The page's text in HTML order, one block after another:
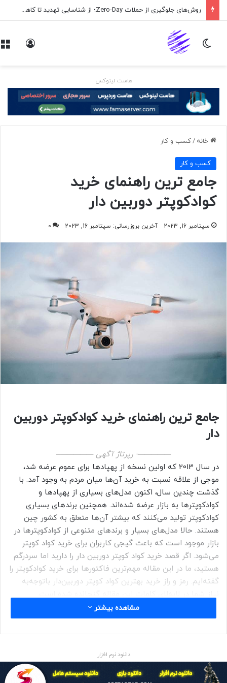
روش‌های جلوگیری از حملات Zero-Day؛ از شناسایی تهدید تا کاهش ریسک
تغییر پوسته
هاست لینوکس
خانه /کسب و کار
کسب و کار
جامع ترین راهنمای خرید
کوادکوپتر دوربین دار
سپتامبر 16, 2023 آخرین بروزرسانی: سپتامبر 16, 2023 0
جامع ترین راهنمای خرید کوادکوپتر دوربین
دار
—————- رپرتاژ آگهی —————–
در سال 2013 که اولین نسخه از پهپادها برای عموم عرضه شد،
موجی از علاقه نسبت به خرید آن‌ها میان مردم به وجود آمد. با
گذشت چندین سال، اکنون مدل‌های بسیاری از پهپادها و
کوادکوپترها به بازار عرضه شده‌اند. همچنین برندهای بسیاری
کوادکوپتر تولید می‌کنند که بیشتر آن‌ها متعلق به کشور چین
هستند. حالا مدل‌های بسیار و برندهای متنوعی از کوادکوپترها در
بازار موجود است که باعث گیجی کاربران برای خرید کواد کوپتر
می‌شود. اگر قصد خرید کواد کوپتر دوربین دار را دارید اما سردرگم
هستید، ما در این مقاله مهم‌ترین فاکتورها برای خرید کوادکوپتر را
گفته‌ایم. رمز و راز خرید بهترین کواد کوپتر دوربین‌دار باتوجه‌به
مدت زمان پرواز؛ اولین فاکتور مهم
برای خرید کواد کوپتر دوربین دار
اولین و مهم‌ترین فاکتوری که باید برای خرید کوادکوپتر دوربین دار
مشاهده بیشتر
دانلود نرم افزار